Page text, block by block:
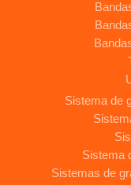
Sistema de
Sistema
Sistemas de